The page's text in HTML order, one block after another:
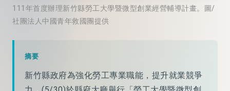
111年首度辦理新竹縣勞工大學暨微型創業經營輔導計畫。圖/
社團法人中國青年救國團提供
摘要
新竹縣政府為強化勞工專業職能，提升就業競爭